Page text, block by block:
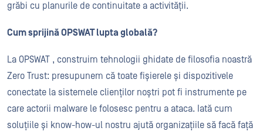
grăbi cu planurile de continuitate a activității.
Cum sprijină OPSWAT lupta globală?
La OPSWAT , construim tehnologii ghidate de filosofia noastră
Zero Trust: presupunem că toate fișierele și dispozitivele
conectate la sistemele clienților noștri pot fi instrumente pe
care actorii malware le folosesc pentru a ataca. Iată cum
soluțiile și know-how-ul nostru ajută organizațiile să facă față